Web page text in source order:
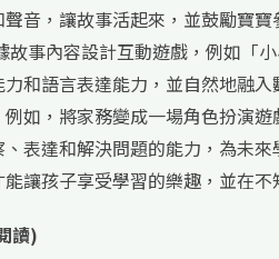
音，讓故事活起來，並鼓勵寶
事內容設計互動遊戲，例如「
和語言表達能力，並自然地融
如，將家務變成一場角色扮演
表達和解決問題的能力，為未
讓孩子享受學習的樂趣，並在不
讀)